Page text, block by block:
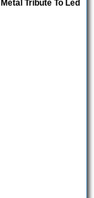
Tribute To Led